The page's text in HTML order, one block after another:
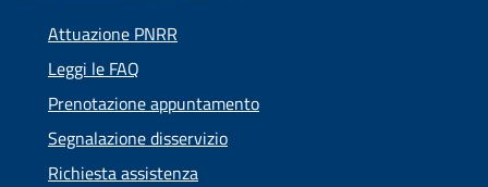
Attuazione PNRR
Leggi le FAQ
Prenotazione appuntamento
Segnalazione disservizio
Richiesta assistenza